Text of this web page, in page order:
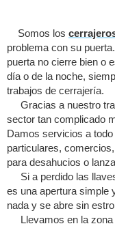
Somos los
problema con su
puerta no cierre bien o
día o de la noche,
trabajos de cerrajería.
Gracias a nuestro
sector tan complicado
Damos servicios a
particulares,
para desahucios o
Si a perdido las
es una apertura simple
nada y se abre sin
Llevamos en la zona